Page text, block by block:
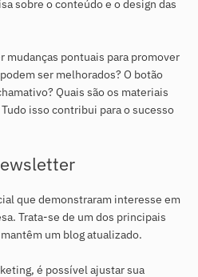
sobre o conteúdo e o design das
mudanças pontuais para promover
ser melhorados? O botão
Quais são os materiais
isso contribui para o sucesso
que demonstraram interesse em
Trata-se de um dos principais
um blog atualizado.
é possível ajustar sua